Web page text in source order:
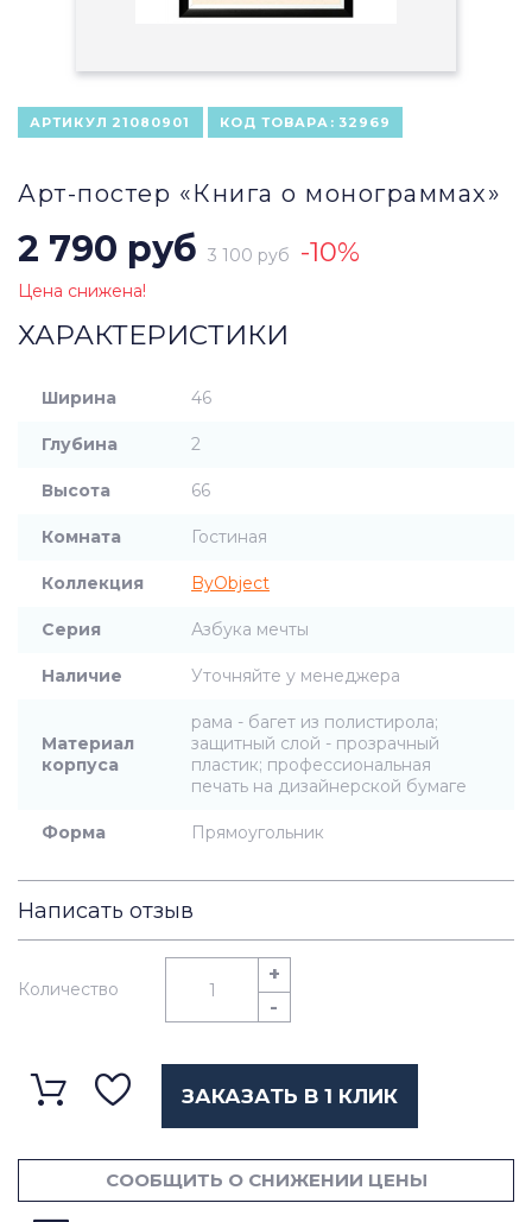
АРТИКУЛ 21080901 КОД ТОВАРА: 32969
Арт-постер «Книга о монограммах»
2 790 руб 3 100 руб -10%
Цена снижена!
ХАРАКТЕРИСТИКИ
Ширина 46
Глубина 2
Высота 66
Комната Гостиная
Коллекция ByObject
Серия Азбука мечты
Наличие Уточняйте у менеджера
Материал
корпуса
рама - багет из полистирола;
защитный слой - прозрачный
пластик; профессиональная
печать на дизайнерской бумаге
Форма Прямоугольник
Написать отзыв
Количество
+
-
ЗАКАЗАТЬ В 1 КЛИК
СООБЩИТЬ О СНИЖЕНИИ ЦЕНЫ